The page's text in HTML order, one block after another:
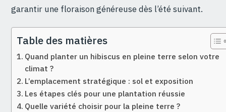
garantir une floraison généreuse dès l’été suivant.
Table des matières
Quand planter un hibiscus en pleine terre selon votre
climat ?
L’emplacement stratégique : sol et exposition
Les étapes clés pour une plantation réussie
Quelle variété choisir pour la pleine terre ?